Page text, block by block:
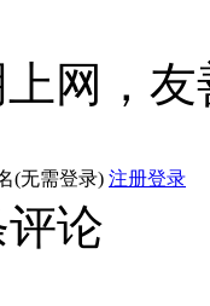
上网，
(无需登录) 注册登录
论